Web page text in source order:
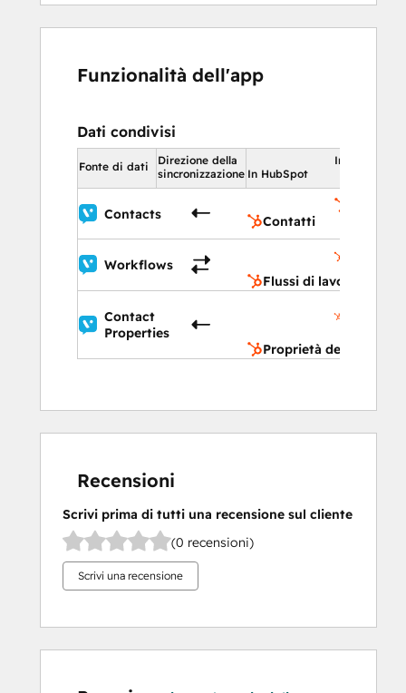
Funzionalità dell'app
Dati condivisi
Fonte di dati
Direzione della
sincronizzazione
In HubSpot
In HubSpot
Contacts
Contatti
Workflows
Flussi di lavoro
Contact
Properties
Proprietà del contatto
Recensioni
Scrivi prima di tutti una recensione sul cliente
(0 recensioni)
Scrivi una recensione